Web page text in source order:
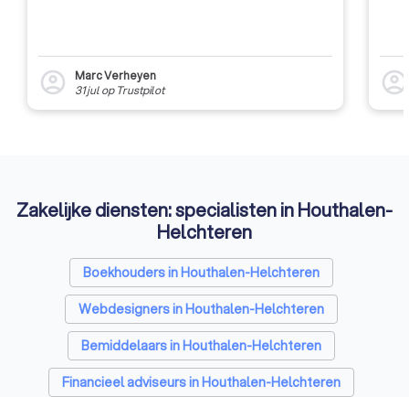
account_circle
Marc Verheyen
31 julop Trustpilot account_circle
Zakelijke diensten: specialisten in Houthalen-
Helchteren
Boekhouders in Houthalen-Helchteren
Webdesigners in Houthalen-Helchteren
Bemiddelaars in Houthalen-Helchteren
Financieel adviseurs in Houthalen-Helchteren